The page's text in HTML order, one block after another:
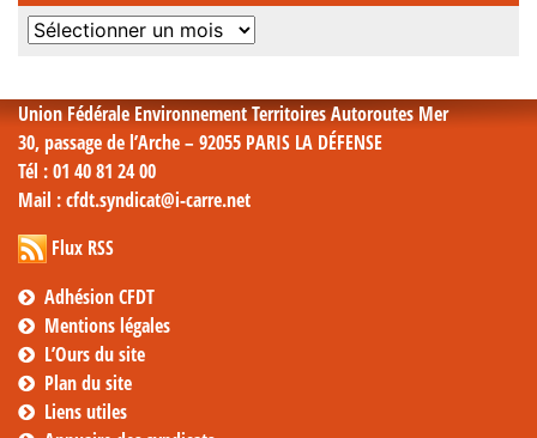
Archives
Union Fédérale Environnement Territoires Autoroutes Mer
30, passage de l’Arche – 92055 PARIS LA DÉFENSE
Tél : 01 40 81 24 00
Mail : cfdt.syndicat@i-carre.net
Flux RSS
Adhésion CFDT
Mentions légales
L’Ours du site
Plan du site
Liens utiles